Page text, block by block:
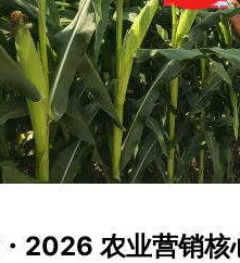
・2026 农业营销核